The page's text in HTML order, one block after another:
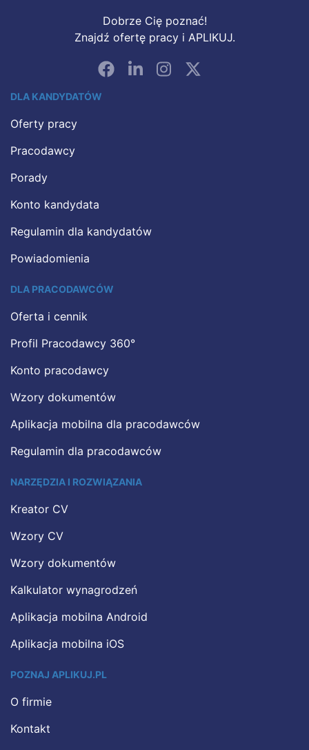
Dobrze Cię poznać!
Znajdź ofertę pracy i APLIKUJ.
DLA KANDYDATÓW
Oferty pracy
Pracodawcy
Porady
Konto kandydata
Regulamin dla kandydatów
Powiadomienia
DLA PRACODAWCÓW
Oferta i cennik
Profil Pracodawcy 360°
Konto pracodawcy
Wzory dokumentów
Aplikacja mobilna dla pracodawców
Regulamin dla pracodawców
NARZĘDZIA I ROZWIĄZANIA
Kreator CV
Wzory CV
Wzory dokumentów
Kalkulator wynagrodzeń
Aplikacja mobilna Android
Aplikacja mobilna iOS
POZNAJ APLIKUJ.PL
O firmie
Kontakt